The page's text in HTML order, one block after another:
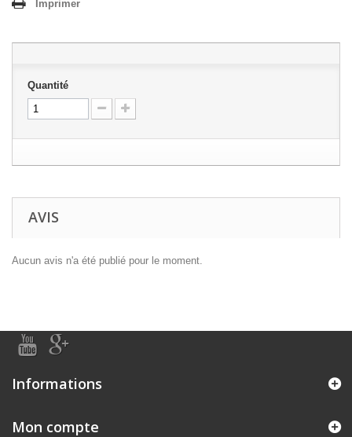
Imprimer
Quantité
AVIS
Aucun avis n'a été publié pour le moment.
Informations
Mon compte